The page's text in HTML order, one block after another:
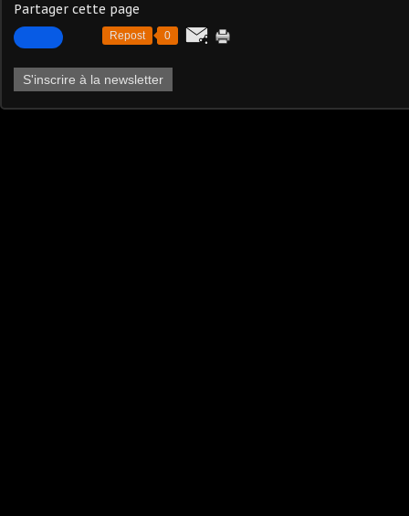
Partager cette page
Repost 0
S'inscrire à la newsletter